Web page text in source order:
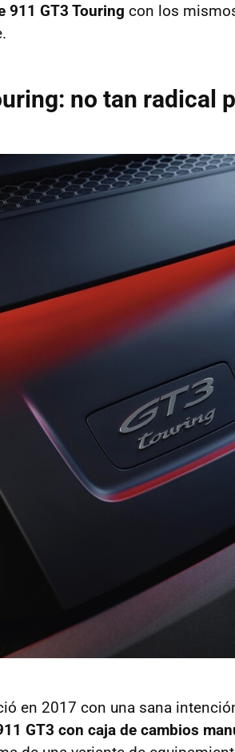
911 GT3 Touring con los
no tan radical
en 2017 con una sana
GT3 con caja de cambios